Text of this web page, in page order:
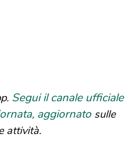
Segui il canale ufficiale
aggiornato sulle
attività.